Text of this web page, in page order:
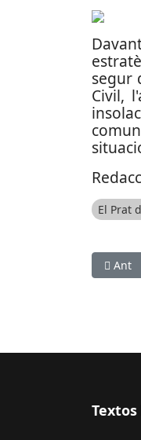
segur
Civil,
El Prat
Article
Ant